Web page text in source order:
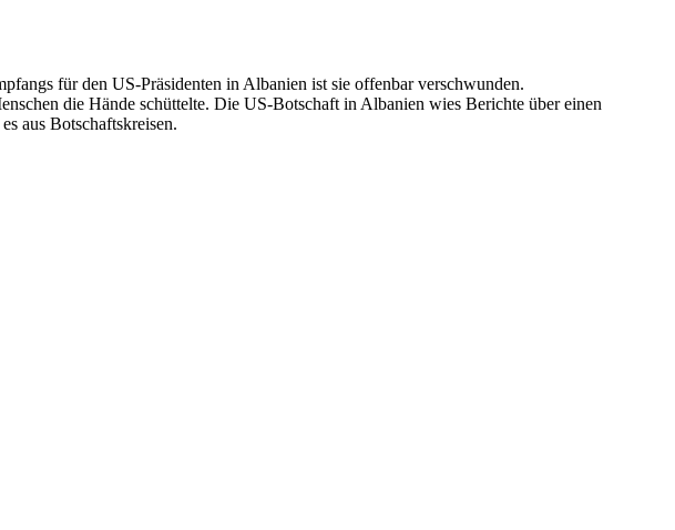
für den US-Präsidenten in Albanien ist sie offenbar verschwunden.
die Hände schüttelte. Die US-Botschaft in Albanien wies Berichte über einen
aus Botschaftskreisen.